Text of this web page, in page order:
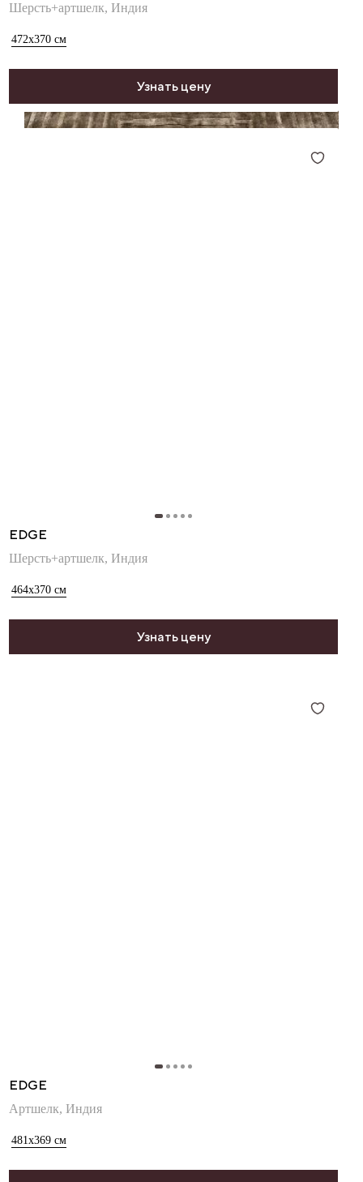
Шерсть+артшелк, Индия
472x370 см
Узнать цену
EDGE
Шерсть+артшелк, Индия
464x370 см
Узнать цену
EDGE
Артшелк, Индия
481x369 см